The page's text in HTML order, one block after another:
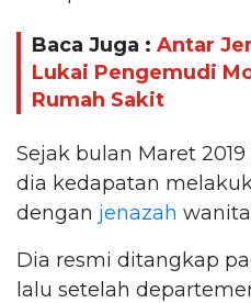
Baca Juga : Antar
Lukai Pengemudi
Rumah Sakit
Sejak bulan Maret
dia kedapatan
dengan jenazah
Dia resmi ditangkap
lalu setelah